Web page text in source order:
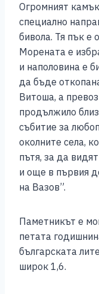
Огромният
специално
бивола. Тя пък е
Морената е
и наполовина е
да бъде
Витоша, а
продължило
събитие за
околните села,
пътя, за да
и още в първия
на Вазов”.
Паметникът е
петата
българската
широк 1,6.